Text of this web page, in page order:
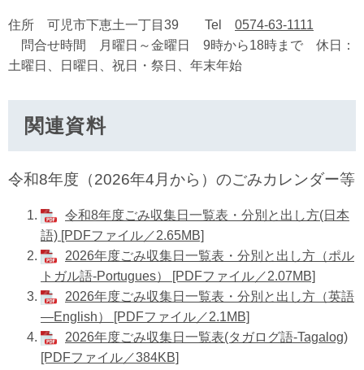
住所 可児市下恵土一丁目39 Tel 0574-63-1111
問合せ時間 月曜日～金曜日 9時から18時まで 休日：
土曜日、日曜日、祝日・祭日、年末年始
関連資料
令和8年度（2026年4月から）のごみカレンダー等
令和8年度ごみ収集日一覧表・分別と出し方(日本
語) [PDFファイル／2.65MB]
2026年度ごみ収集日一覧表・分別と出し方（ポル
トガル語-Portugues） [PDFファイル／2.07MB]
2026年度ごみ収集日一覧表・分別と出し方（英語
―English） [PDFファイル／2.1MB]
2026年度ごみ収集日一覧表(タガログ語-Tagalog)
[PDFファイル／384KB]